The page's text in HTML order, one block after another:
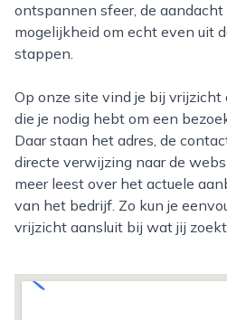
ontspannen sfeer, de aandacht
mogelijkheid om echt even uit
stappen.
Op onze site vind je bij vrijzicht de praktische informatie
die je nodig hebt om een
Daar staan het adres, de
directe verwijzing naar de
meer leest over het actuele
van het bedrijf. Zo kun je
vrijzicht aansluit bij wat jij